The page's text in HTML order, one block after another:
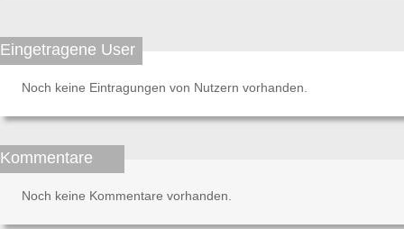
Eingetragene User
Noch keine Eintragungen von Nutzern vorhanden.
Kommentare
Noch keine Kommentare vorhanden.